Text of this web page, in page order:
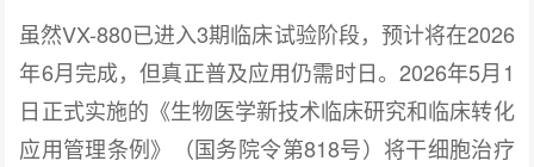
虽然VX-880已进入3期临床试验阶段，预计将在2026
年6月完成，但真正普及应用仍需时日。2026年5月1
日正式实施的《生物医学新技术临床研究和临床转化
应用管理条例》（国务院令第818号）将干细胞治疗